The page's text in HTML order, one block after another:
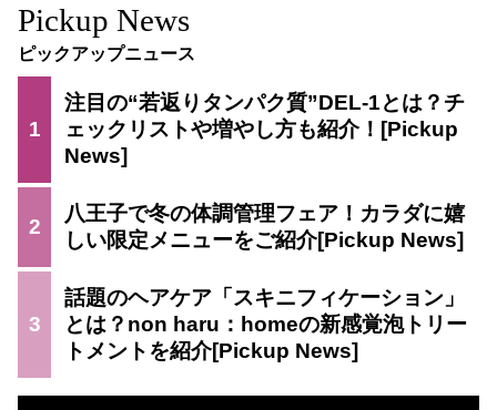
Pickup News
ピックアップニュース
1
注目の“若返りタンパク質”DEL-1とは？チ
ェックリストや増やし方も紹介！
2
八王子で冬の体調管理フェア！カラダに嬉
しい限定メニューをご紹介
3
話題のヘアケア「スキニフィケーション」
とは？non haru：homeの新感覚泡トリー
トメントを紹介